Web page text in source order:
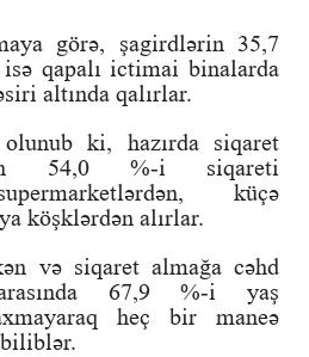
görə, şagirdlərin 35,7
qapalı ictimai binalarda
altında qalırlar.
olunub ki, hazırda siqaret
54,0 %-i siqareti
küçə
köşklərdən alırlar.
və siqaret almağa cəhd
67,9 %-i yaş
heç bir maneə